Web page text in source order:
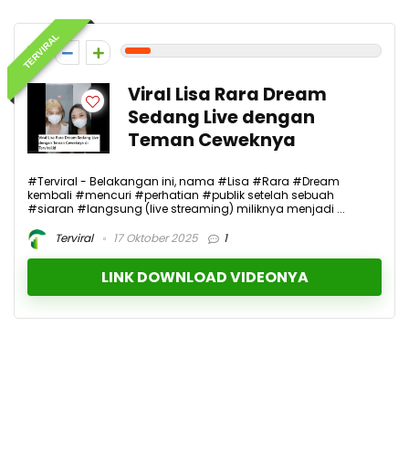
TERVIRAL
1
Viral Lisa Rara Dream
Sedang Live dengan
Teman Ceweknya
#Terviral - Belakangan ini, nama #Lisa #Rara #Dream
kembali #mencuri #perhatian #publik setelah sebuah
#siaran #langsung (live streaming) miliknya menjadi ...
Terviral
17 Oktober 2025 1
LINK DOWNLOAD VIDEONYA